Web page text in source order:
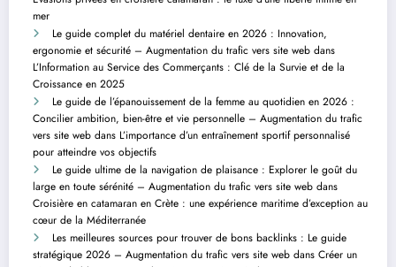
mer
Le guide complet du matériel dentaire en 2026 : Innovation,
ergonomie et sécurité – Augmentation du trafic vers site web dans
L’Information au Service des Commerçants : Clé de la Survie et de la
Croissance en 2025
Le guide de l’épanouissement de la femme au quotidien en 2026 :
Concilier ambition, bien-être et vie personnelle – Augmentation du trafic
vers site web dans L’importance d’un entraînement sportif personnalisé
pour atteindre vos objectifs
Le guide ultime de la navigation de plaisance : Explorer le goût du
large en toute sérénité – Augmentation du trafic vers site web dans
Croisière en catamaran en Crète : une expérience maritime d’exception au
cœur de la Méditerranée
Les meilleures sources pour trouver de bons backlinks : Le guide
stratégique 2026 – Augmentation du trafic vers site web dans Créer un